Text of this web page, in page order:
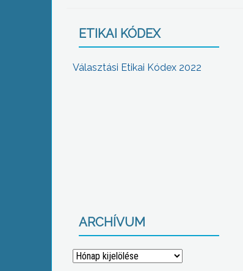
ETIKAI KÓDEX
Választási Etikai Kódex 2022
ARCHÍVUM
Archívum